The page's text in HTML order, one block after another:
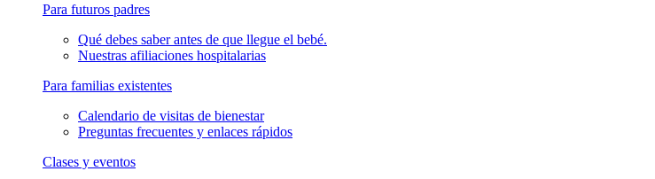
Para futuros padres
Qué debes saber antes de que llegue el bebé.
Nuestras afiliaciones hospitalarias
Para familias existentes
Calendario de visitas de bienestar
Preguntas frecuentes y enlaces rápidos
Clases y eventos